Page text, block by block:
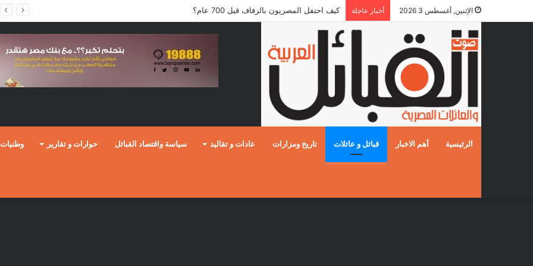
الإثنين, أغسطس 3 2026 أخبار عاجلة كيف احتفل المصريون بالزفاف قبل 700 عام؟
الرئيسية أهم الاخبار قبائل و عائلات تاريخ ومزارات عادات و تقاليد سياسة واقتصاد القبائل حوارات و تقارير وطنيات